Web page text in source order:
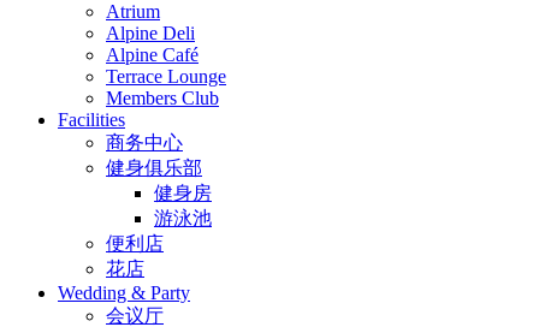
Atrium
Alpine Deli
Alpine Café
Terrace Lounge
Members Club
Facilities
商务中心
健身俱乐部
健身房
游泳池
便利店
花店
Wedding & Party
会议厅